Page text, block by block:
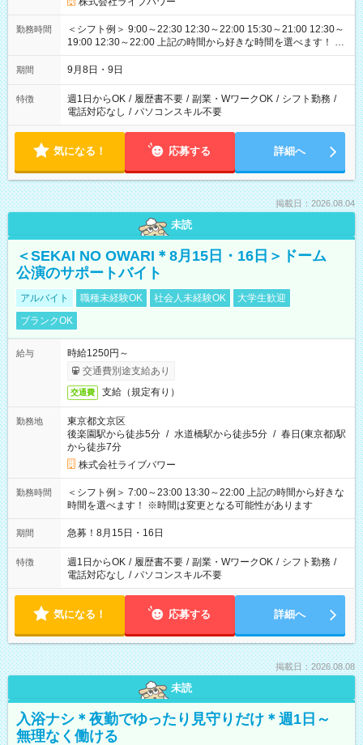
勤務時間
＜シフト例＞ 9:00～22:30 12:30～22:00 15:30～21:00 12:30～
19:00 12:30～22:00 上記の時間から好きな時間を選べます！ ※
時間は変更となる可能性があります
期間 9月8日・9日
特徴 週1日からOK / 履歴書不要 / 副業・WワークOK / シフト勤務 /
電話対応なし / パソコンスキル不要
気になる！ 応募する 詳細へ
掲載日：2026.08.04
未読
＜SEKAI NO OWARI＊8月15日・16日＞ドーム
公演のサポートバイト
アルバイト 職種未経験OK 社会人未経験OK
大学生歓迎
ブランクOK
給与
時給1250円～
交通費別途支給あり
交通費 支給（規定有り）
勤務地
東京都文京区
後楽園駅から徒歩5分 / 水道橋駅から徒歩5分 / 春日(東京都)駅
から徒歩7分
株式会社ライブパワー
勤務時間
＜シフト例＞ 7:00～23:00 13:30～22:00 上記の時間から好きな
時間を選べます！ ※時間は変更となる可能性があります
期間 急募！8月15日・16日
特徴 週1日からOK / 履歴書不要 / 副業・WワークOK / シフト勤務 /
電話対応なし / パソコンスキル不要
気になる！ 応募する 詳細へ
掲載日：2026.08.08
未読
入浴ナシ＊夜勤でゆったり見守りだけ＊週1日～
無理なく働ける